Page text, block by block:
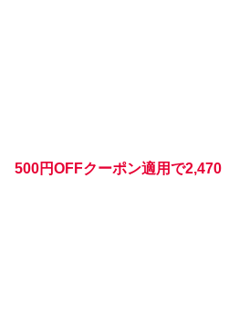
500円OFFクーポン適用で2,470